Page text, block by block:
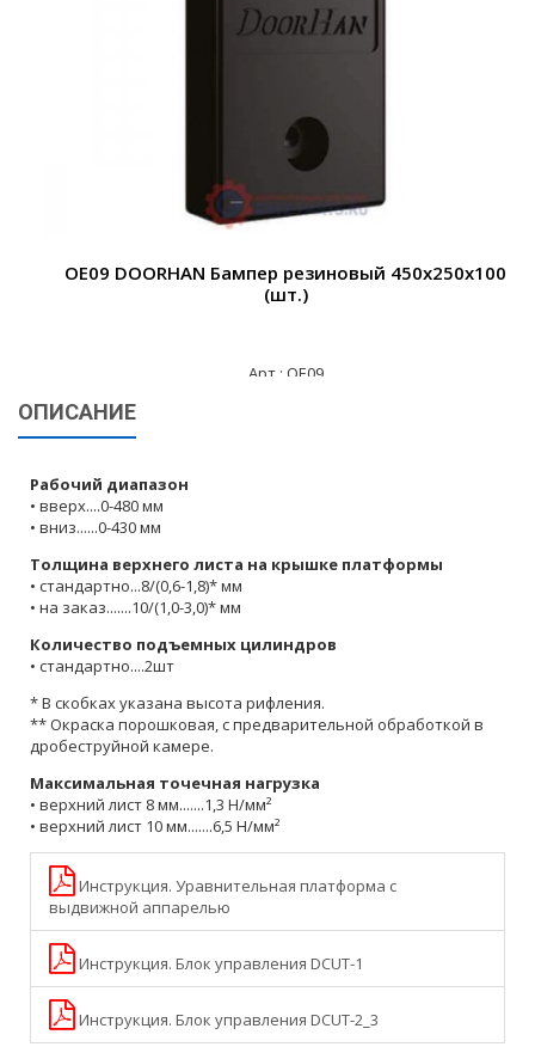
OE05 DOORHAN Бампер резиновый 500х250х100
консольного типа (комплект)
Арт.: OE05
19 815 ₽
ОПИСАНИЕ
Рабочий диапазон
• вверх....0-480 мм
• вниз......0-430 мм
Толщина верхнего листа на крышке платформы
• стандартно...8/(0,6-1,8)* мм
• на заказ.......10/(1,0-3,0)* мм
Количество подъемных цилиндров
• стандартно....2шт
* В скобках указана высота рифления.
** Окраска порошковая, с предварительной обработкой в
дробеструйной камере.
Максимальная точечная нагрузка
• верхний лист 8 мм.......1,3 Н/мм²
• верхний лист 10 мм.......6,5 Н/мм²
Инструкция. Уравнительная платформа с
выдвижной аппарелью
Инструкция. Блок управления DCUT-1
Инструкция. Блок управления DCUT-2_3